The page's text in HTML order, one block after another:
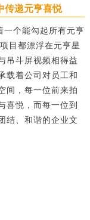
传递元亨喜悦
一个能勾起所有元亨
目都漂浮在元亨星
吊斗屏视频相得益
载着公司对员工和
间，每一位前来拍
喜悦，而每一位到
结、和谐的企业文